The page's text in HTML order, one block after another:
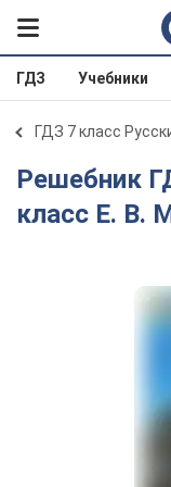
ГДЗ Учебники
ГДЗ 7 класс
Решебник
класс Е. В.